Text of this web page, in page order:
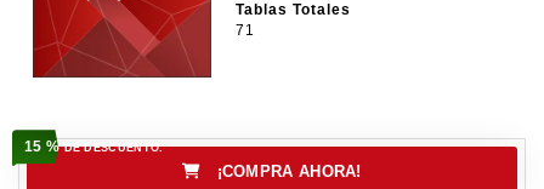
Tablas Totales
71
15 %DE DESCUENTO.
¡COMPRA AHORA!